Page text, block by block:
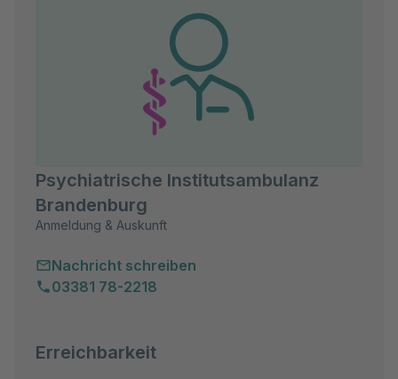
Psychiatrische Institutsambulanz
Brandenburg
Anmeldung & Auskunft
Nachricht schreiben
03381 78-2218
Erreichbarkeit